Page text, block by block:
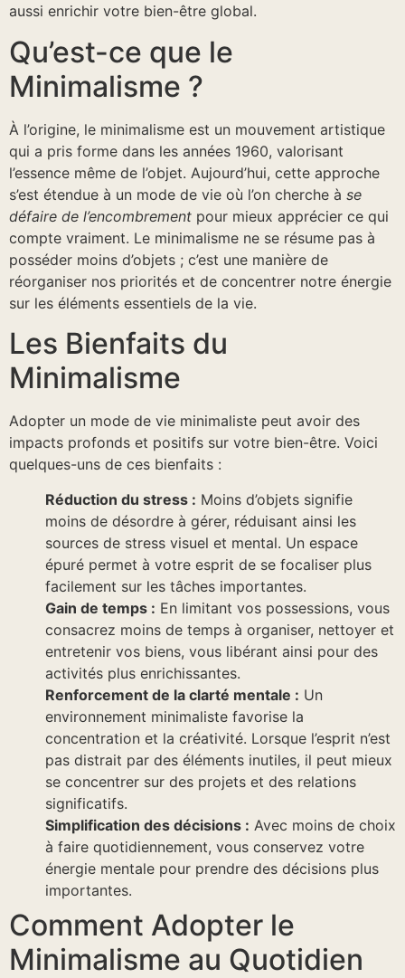
aussi enrichir votre bien-être global.
Qu’est-ce que le
Minimalisme ?
À l’origine, le minimalisme est un mouvement artistique
qui a pris forme dans les années 1960, valorisant
l’essence même de l’objet. Aujourd’hui, cette approche
s’est étendue à un mode de vie où l’on cherche à se
défaire de l’encombrement pour mieux apprécier ce qui
compte vraiment. Le minimalisme ne se résume pas à
posséder moins d’objets ; c’est une manière de
réorganiser nos priorités et de concentrer notre énergie
sur les éléments essentiels de la vie.
Les Bienfaits du
Minimalisme
Adopter un mode de vie minimaliste peut avoir des
impacts profonds et positifs sur votre bien-être. Voici
quelques-uns de ces bienfaits :
Réduction du stress : Moins d’objets signifie
moins de désordre à gérer, réduisant ainsi les
sources de stress visuel et mental. Un espace
épuré permet à votre esprit de se focaliser plus
facilement sur les tâches importantes.
Gain de temps : En limitant vos possessions, vous
consacrez moins de temps à organiser, nettoyer et
entretenir vos biens, vous libérant ainsi pour des
activités plus enrichissantes.
Renforcement de la clarté mentale : Un
environnement minimaliste favorise la
concentration et la créativité. Lorsque l’esprit n’est
pas distrait par des éléments inutiles, il peut mieux
se concentrer sur des projets et des relations
significatifs.
Simplification des décisions : Avec moins de choix
à faire quotidiennement, vous conservez votre
énergie mentale pour prendre des décisions plus
importantes.
Comment Adopter le
Minimalisme au Quotidien